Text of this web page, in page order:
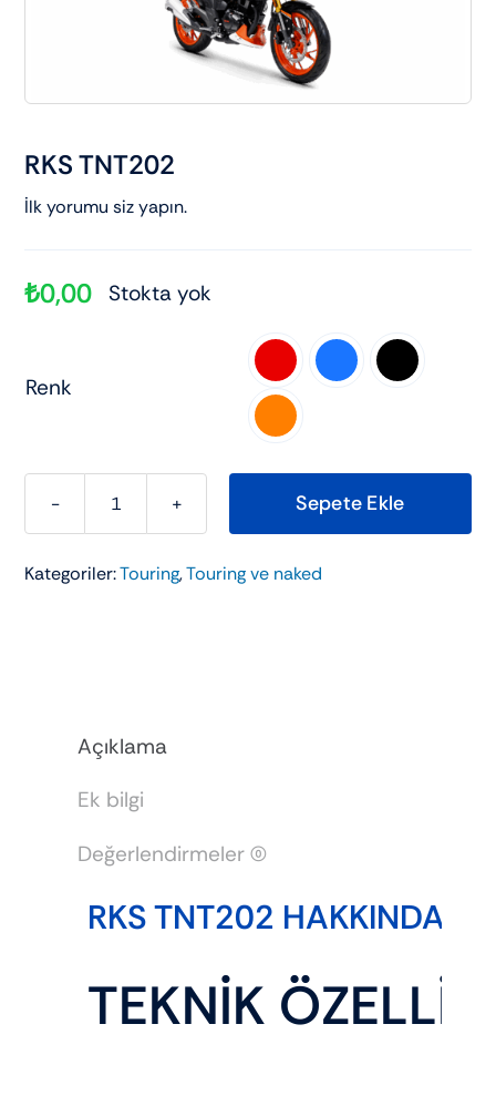
Cub ve cg
Touring ve naked
RKS TNT202
İlk yorumu siz yapın.
₺0,00 Stokta yok
Renk
RKS
adet
Sepete Ekle
Kategoriler:Touring,Touring ve naked
Açıklama
Ek bilgi
Değerlendirmeler (0)
RKS TNT202 HAKKINDA
TEKNİK